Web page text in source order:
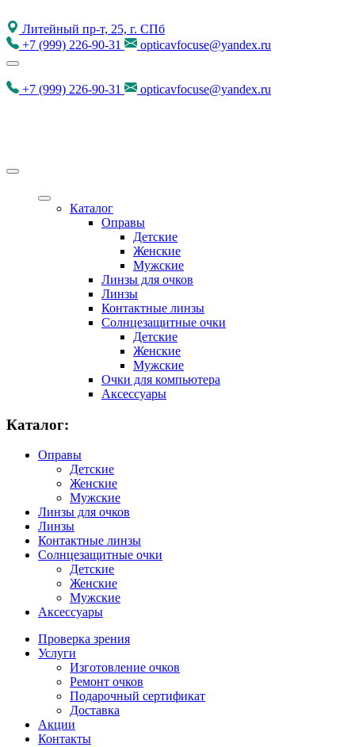
Литейный пр-т, 25, г. СПб
+7 (999) 226-90-31 opticavfocuse@yandex.ru
+7 (999) 226-90-31 opticavfocuse@yandex.ru
Каталог
Оправы
Детские
Женские
Мужские
Линзы для очков
Линзы
Контактные линзы
Солнцезащитные очки
Детские
Женские
Мужские
Очки для компьютера
Аксессуары
Каталог:
Оправы
Детские
Женские
Мужские
Линзы для очков
Линзы
Контактные линзы
Солнцезащитные очки
Детские
Женские
Мужские
Аксессуары
Проверка зрения
Услуги
Изготовление очков
Ремонт очков
Подарочный сертификат
Доставка
Акции
Контакты